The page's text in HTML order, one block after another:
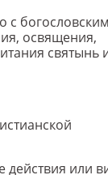
с
освящения,
святынь
действия или